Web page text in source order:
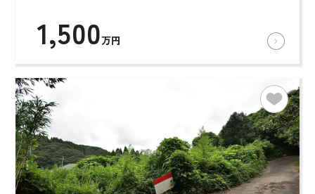
1,500万円